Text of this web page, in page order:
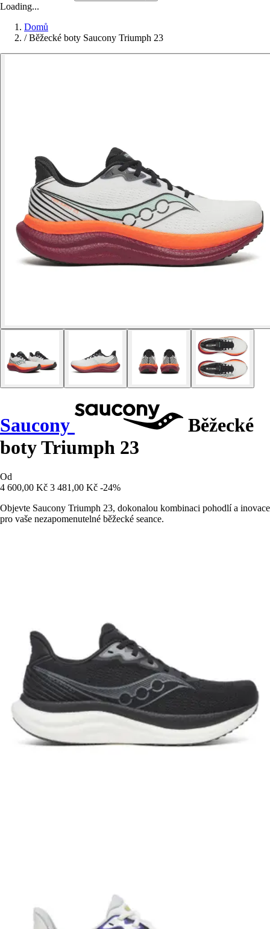
Loading...
Domů
/ Běžecké boty Saucony Triumph 23
Saucony
Běžecké
boty Triumph 23
Od
4 600,00 Kč 3 481,00 Kč -24%
Objevte Saucony Triumph 23, dokonalou kombinaci pohodlí a inovace
pro vaše nezapomenutelné běžecké seance.